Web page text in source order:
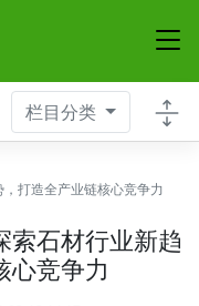
栏目分类
打造全产业链核心竞争力
索石材行业新趋
心竞争力